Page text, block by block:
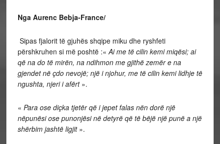
Nga Aurenc Bebja-France/
Sipas fjalorit të gjuhës shqipe miku dhe ryshfeti
përshkruhen si më poshtë :«Ai me të cilin kemi miqësi; ai
që na do të mirën, na ndihmon me gjithë zemër e na
gjendet në çdo nevojë; një i njohur, me të cilin kemi lidhje të
ngushta, njeri i afërt».
« Para ose diçka tjetër që i jepet falas nën dorë një
nëpunësi ose punonjësi në detyrë që të bëjë një punë a një
shërbim jashtë ligjit».